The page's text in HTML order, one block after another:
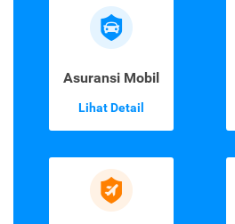
Asuransi Mobil
Lihat Detail